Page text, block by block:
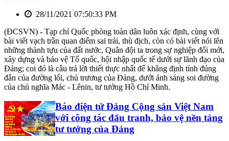
28/11/2021 07:50:33 PM
(ĐCSVN) - Tạp chí Quốc phòng toàn dân luôn xác định, cùng với
bài viết vạch trần quan điểm sai trái, thù địch, còn có bài viết nói lên
những thành tựu của đất nước, Quân đội ta trong sự nghiệp đổi mới,
xây dựng và bảo vệ Tổ quốc, hội nhập quốc tế dưới sự lãnh đạo của
Đảng; coi đó là câu trả lời thiết thực nhất để khẳng định tính đúng
đắn của đường lối, chủ trương của Đảng, dưới ánh sáng soi đường
của chủ nghĩa Mác - Lênin, tư tưởng Hồ Chí Minh.
Báo điện tử Đảng Cộng sản Việt Nam
với công tác đấu tranh, bảo vệ nền tảng
tư tưởng của Đảng